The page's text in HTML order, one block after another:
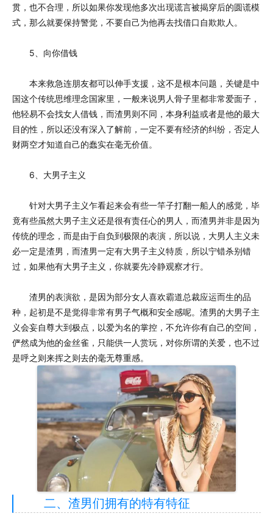
贯，也不合理，所以如果你发现他多次出现谎言被揭穿后的圆谎模
式，那么就要保持警觉，不要自己为他再去找借口自欺欺人。
5、向你借钱
本来救急连朋友都可以伸手支援，这不是根本问题，关键是中
国这个传统思维理念国家里，一般来说男人骨子里都非常爱面子，
他轻易不会找女人借钱，而渣男则不同，本身利益或者是他的最大
目的性，所以还没有深入了解前，一定不要有经济的纠纷，否定人
财两空才知道自己的蠢实在毫无价值。
6、大男子主义
针对大男子主义乍看起来会有些一竿子打翻一船人的感觉，毕
竟有些虽然大男子主义还是很有责任心的男人，而渣男并非是因为
传统的理念，而是由于自负到极限的表演，所以说，大男人主义未
必一定是渣男，而渣男一定有大男子主义特质，所以宁错杀别错
过，如果他有大男子主义，你就要先冷静观察才行。
渣男的表演欲，是因为部分女人喜欢霸道总裁应运而生的品
种，起初是不是觉得非常有男子气概和安全感呢。渣男的大男子主
义会妄自尊大到极点，以爱为名的掌控，不允许你有自己的空间，
俨然成为他的金丝雀，只能供一人赏玩，对你所谓的关爱，也不过
是呼之则来挥之则去的毫无尊重感。
二、渣男们拥有的特有特征